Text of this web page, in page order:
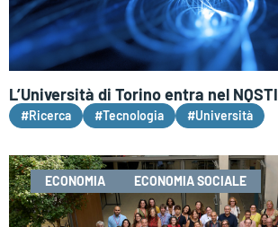
L’Università di Torino entra nel NQSTI
#Ricerca #Tecnologia #Università
ECONOMIA ECONOMIA SOCIALE